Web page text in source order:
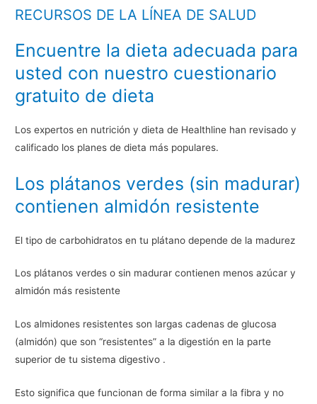
RECURSOS DE LA LÍNEA DE SALUD
Encuentre la dieta adecuada para
usted con nuestro cuestionario
gratuito de dieta
Los expertos en nutrición y dieta de Healthline han revisado y
calificado los planes de dieta más populares.
Los plátanos verdes (sin madurar)
contienen almidón resistente
El tipo de carbohidratos en tu plátano depende de la madurez
Los plátanos verdes o sin madurar contienen menos azúcar y
almidón más resistente
Los almidones resistentes son largas cadenas de glucosa
(almidón) que son “resistentes” a la digestión en la parte
superior de tu sistema digestivo .
Esto significa que funcionan de forma similar a la fibra y no